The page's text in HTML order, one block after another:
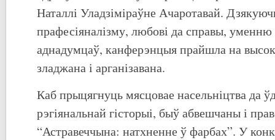
Наталлі Уладзіміраўне Ачаротавай.
прафесіяналізму, любові да справы, уменню
аднадумцаў, канферэнцыя прайшла на
зладжана і арганізавана.
Каб прыцягнуць мясцовае насельніцтва да
рэгіянальнай гісторыі, быў абвешчаны і
“Астравеччына: натхненне ў фарбах”. У